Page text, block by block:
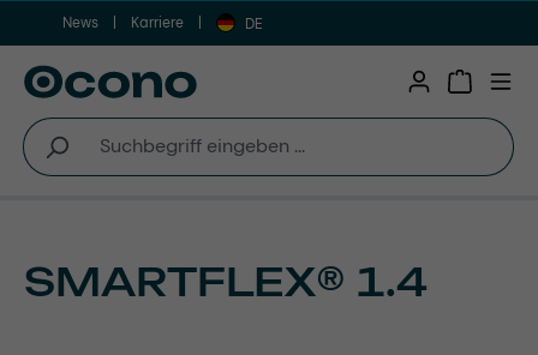
Zum Hauptinhalt springen
News Karriere DE
SMARTFLEX® 1.4